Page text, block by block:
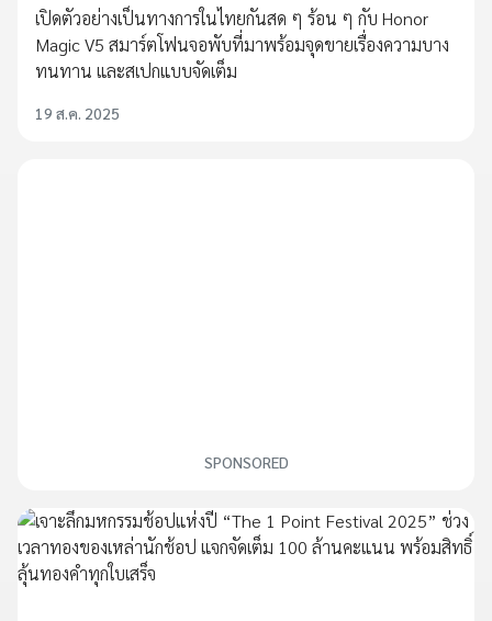
เปิดตัวอย่างเป็นทางการในไทยกันสด ๆ ร้อน ๆ กับ Honor
Magic V5 สมาร์ตโฟนจอพับที่มาพร้อมจุดขายเรื่องความบาง
ทนทาน และสเปกแบบจัดเต็ม
19 ส.ค. 2025
SPONSORED